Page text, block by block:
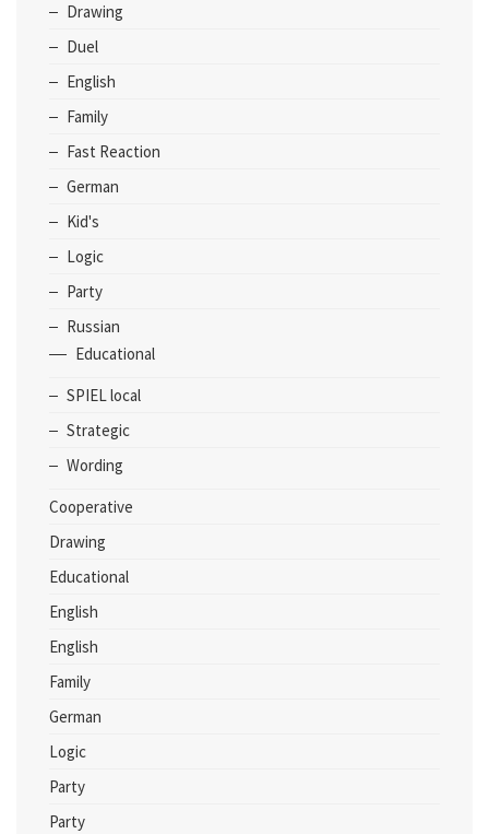
Drawing
Duel
English
Family
Fast Reaction
German
Kid's
Logic
Party
Russian
Educational
SPIEL local
Strategic
Wording
Cooperative
Drawing
Educational
English
English
Family
German
Logic
Party
Party